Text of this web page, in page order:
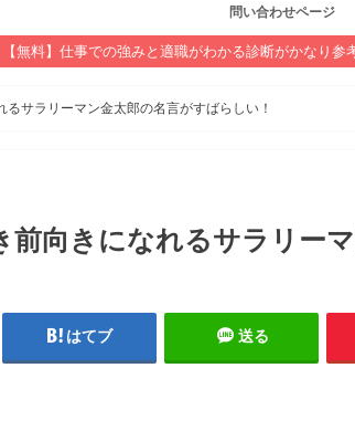
問い合わせページ
【無料】仕事での強みと適職がわかる診断がかなり参
るサラリーマン金太郎の名言がすばらしい！
前向きになれるサラリー
はてブ 送る